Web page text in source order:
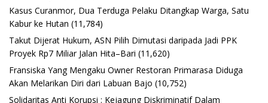
Kasus Curanmor, Dua Terduga Pelaku Ditangkap Warga, Satu
Kabur ke Hutan (11,784)
Takut Dijerat Hukum, ASN Pilih Dimutasi daripada Jadi PPK
Proyek Rp7 Miliar Jalan Hita–Bari (11,620)
Fransiska Yang Mengaku Owner Restoran Primarasa Diduga
Akan Melarikan Diri dari Labuan Bajo (10,752)
Solidaritas Anti Korupsi : Kejagung Diskriminatif Dalam